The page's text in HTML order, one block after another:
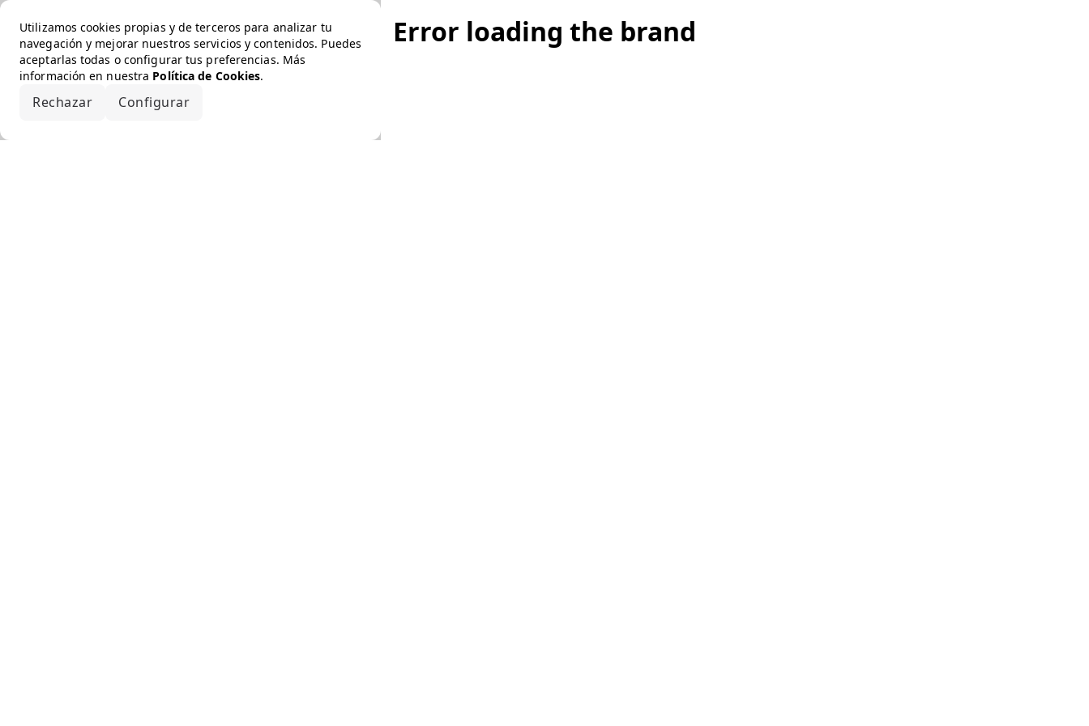
Utilizamos cookies propias y de terceros para analizar tu
navegación y mejorar nuestros servicios y contenidos. Puedes
aceptarlas todas o configurar tus preferencias. Más
información en nuestra Política de Cookies.
Rechazar Configurar
Error loading the brand